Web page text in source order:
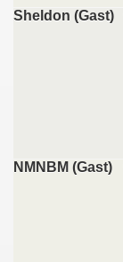
Sheldon (Gast)
NMNBM (Gast)